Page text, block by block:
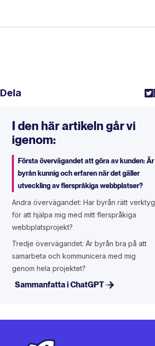
Dela
I den här artikeln går vi
igenom:
Första övervägandet att göra av kunden: Är
byrån kunnig och erfaren när det gäller
utveckling av flerspråkiga webbplatser?
Andra övervägandet: Har byrån rätt verktyg
för att hjälpa mig med mitt flerspråkiga
webbplatsprojekt?
Tredje övervägandet: Är byrån bra på att
samarbeta och kommunicera med mig
genom hela projektet?
Sammanfatta i ChatGPT